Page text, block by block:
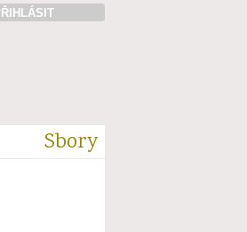
Sbory